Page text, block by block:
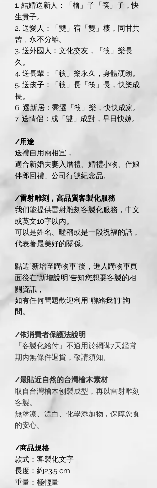
1. 結婚送新人：「檜」子「筷」子，快
生貴子。
2. 送愛人：「雙」宿「雙」棲，同甘共
苦，永不分離。
3. 送外國人：文化交友，「筷」樂長
久。
4. 送長輩：「筷」樂永久，身體硬朗。
5. 送孩子：「筷」長「筷」長，快樂成
長。
6. 遷新居：喬遷「筷」樂，快快成家。
7. 送情侶：成「雙」成對，早日快嫁。
/用途
送禮自用兩相宜，
適合新婚夫妻入厝禮、婚禮小物、伴娘
伴郎回禮、公司行號紀念品。
/雷射雕刻，高品質客製化服務
我們能提供雷射雕刻客製化服務，中文
或英文10字以內。
可以是姓名、暱稱或是一段祝福的話，
代表著最美好的關係。
點選”新增至購物車”後，進入購物車頁
面後在"新增說明"告知您想要客製的相
關資訊，
如有任何問題歡迎利用”聯絡我們”詢
問。
/依消費者保護法說明
「客製化給付」不適用於網購7天鑑賞
期內無條件退貨，敬請須知。
/最貼近自然的台灣檜木素材
取自台灣檜木刨製成型，再以雷射雕刻
客製。
無塗漆、漂白、化學添加物，保障您食
的安心。
/商品規格
款式： 客製化文字
長度：約23.5 cm
重量：極輕量